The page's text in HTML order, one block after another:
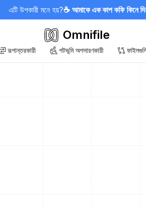
এটি উপকারী মনে হয়?☕ আমাকে এক কাপ কফি কিনে
Omnifile
রূপান্তরকারী পটভূমি অপসারণকারী